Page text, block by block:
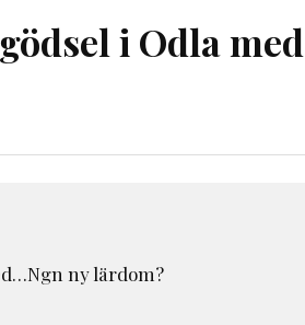
i Odla med
ny lärdom?